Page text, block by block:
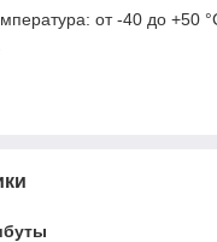
от -40 до +50